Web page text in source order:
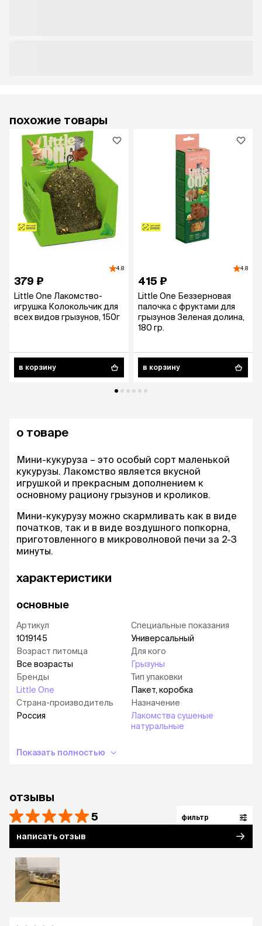
похожие товары
4.8
379 ₽
Little One Лакомство-
игрушка Колокольчик для
всех видов грызунов, 150г
в корзину
4.8
415 ₽
Little One Беззерновая
палочка с фруктами для
грызунов Зеленая долина,
180 гр.
в корзину
о товаре
Мини-кукуруза – это особый сорт маленькой
кукурузы. Лакомство является вкусной
игрушкой и прекрасным дополнением к
основному рациону грызунов и кроликов.
Мини-кукурузу можно скармливать как в виде
початков, так и в виде воздушного попкорна,
приготовленного в микроволновой печи за 2-3
минуты.
характеристики
основные
Артикул
1019145
Возраст питомца
Все возрасты
Бренды
Little One
Страна-производитель
Россия
Специальные показания
Универсальный
Для кого
Грызуны
Тип упаковки
Пакет, коробка
Назначение
Лакомства сушеные
натуральные
Показать полностью
отзывы
5 фильтр
написать отзыв